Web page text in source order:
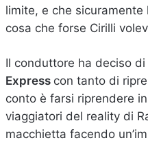
limite, e che sicuramente
cosa che forse Cirilli
Il conduttore ha deciso
Express con tanto di
conto è farsi riprendere
viaggiatori del reality di
macchietta facendo